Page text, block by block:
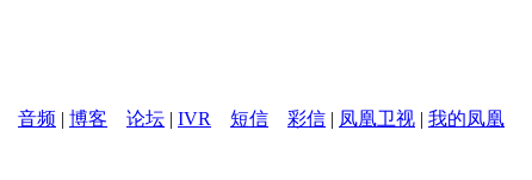
音频 | 博客 论坛 | IVR 短信 彩信 | 凤凰卫视 | 我的凤凰